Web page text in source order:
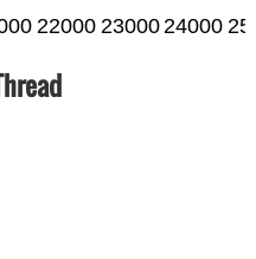
22000 2300024000